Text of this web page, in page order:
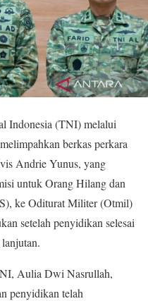
Indonesia (TNI) melalui
berkas perkara
Andrie Yunus, yang
untuk Orang Hilang dan
ke Oditurat Militer (Otmil)
setelah penyidikan selesai
Aulia Dwi Nasrullah,
penyidikan telah